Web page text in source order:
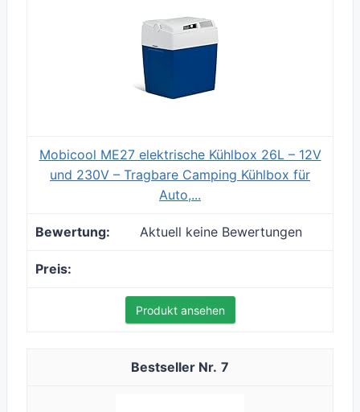
Mobicool ME27 elektrische Kühlbox 26L – 12V
und 230V – Tragbare Camping Kühlbox für
Auto,...
Aktuell keine Bewertungen
Produkt ansehen
7